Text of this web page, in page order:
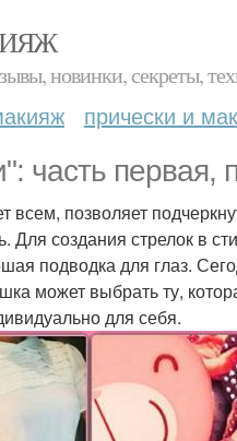
новинки, секреты,
прически и
первая,
позволяет
Для создания стрелок в
подводка для глаз.
может выбрать ту,
для себя.